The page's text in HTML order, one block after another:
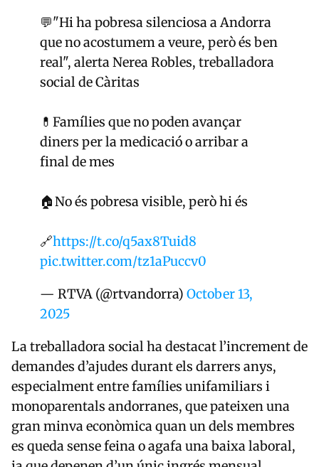
💬"Hi ha pobresa silenciosa a Andorra
que no acostumem a veure, però és ben
real", alerta Nerea Robles, treballadora
social de Càritas
💊Famílies que no poden avançar
diners per la medicació o arribar a
final de mes
🏠No és pobresa visible, però hi és
🔗https://t.co/q5ax8Tuid8
pic.twitter.com/tz1aPuccv0
— RTVA (@rtvandorra) October 13,
2025
La treballadora social ha destacat l’increment de
demandes d’ajudes durant els darrers anys,
especialment entre famílies unifamiliars i
monoparentals andorranes, que pateixen una
gran minva econòmica quan un dels membres
es queda sense feina o agafa una baixa laboral,